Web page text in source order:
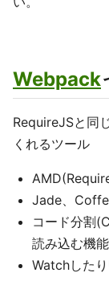
Webpack
RequireJSと同
くれるツール
Jade、
コード分割
読み込む機能
Watchした